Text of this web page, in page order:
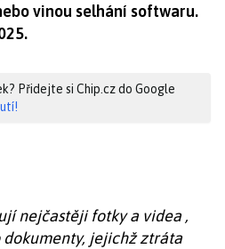
vinou selhání softwaru.
Přidejte si Chip.cz do Google
nejčastěji fotky a videa ,
jejichž ztráta